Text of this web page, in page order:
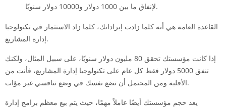
لإنفاق ما بين 1000 دولار و10000 دولار سنويًا.
القاعدة العامة هي أنه كلما زادت إيراداتك، كلما زاد الاستثمار في تكنولوجيا
إدارة المشاريع.
إذا كانت مؤسستك تحقق 80 مليون دولار سنويًا، على سبيل المثال، ولكنك
تنفق 5000 دولار فقط كل عام على تكنولوجيا إدارة المشاريع، فأنت من
الأقلية ومن المحتمل أن تضع نفسك في وضع تنافسي غير مؤات.
يعد حجم مؤسستك أيضًا عاملاً مهمًا، حيث يتم بيع معظم برامج إدارة